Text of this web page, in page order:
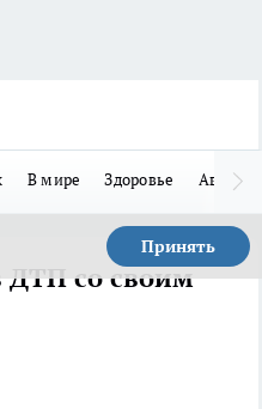
В мире Здоровье Авто
Принять
ДТП со своим